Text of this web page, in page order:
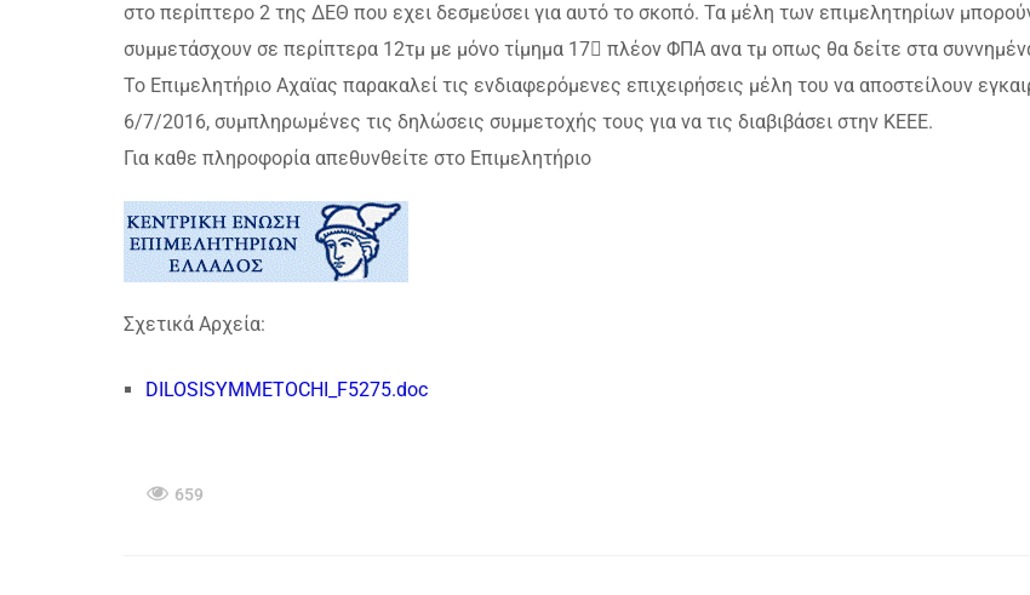
στο περίπτερο 2 της ΔΕΘ που εχει δεσμεύσει για αυτό το σκοπό. Τα μέλη των επιμελητηρίων
συμμετάσχουν σε περίπτερα 12τμ με μόνο τίμημα 17 πλέον ΦΠΑ ανα τμ οπως θα δείτε στα
Το Επιμελητήριο Αχαϊας παρακαλεί τις ενδιαφερόμενες επιχειρήσεις μέλη του να αποστείλουν
6/7/2016, συμπληρωμένες τις δηλώσεις συμμετοχής τους για να τις διαβιβάσει στην ΚΕΕΕ.
Για καθε πληροφορία απεθυνθείτε στο Επιμελητήριο
Σχετικά Αρχεία:
DILOSISYMMETOCHI_F5275.doc
659